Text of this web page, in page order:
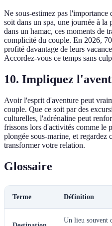
Ne sous-estimez pas l'importance
soit dans un spa, une journée à
dans un hamac, ces moments de
complicité du couple. En 2026,
profité davantage de leurs
Accordez-vous ce temps sans
10. Impliquez
Avoir l'esprit d'aventure peut
couple. Que ce soit par des
culturelles, l'adrénaline peut
frissons lors d'activités comme le
plongée sous-marine, et regardez
transformer votre relation.
Glossaire
Terme Définition
Un lieu souvent